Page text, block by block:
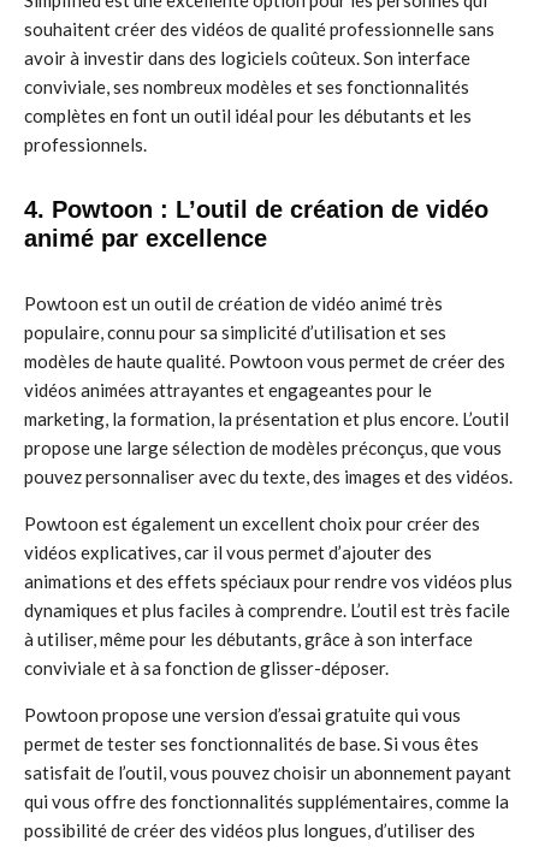
souhaitent créer des vidéos de qualité professionnelle sans
avoir à investir dans des logiciels coûteux. Son interface
conviviale, ses nombreux modèles et ses fonctionnalités
complètes en font un outil idéal pour les débutants et les
professionnels.
4. Powtoon : L’outil de création de vidéo
animé par excellence
Powtoon est un outil de création de vidéo animé très
populaire, connu pour sa simplicité d’utilisation et ses
modèles de haute qualité. Powtoon vous permet de créer des
vidéos animées attrayantes et engageantes pour le
marketing, la formation, la présentation et plus encore. L’outil
propose une large sélection de modèles préconçus, que vous
pouvez personnaliser avec du texte, des images et des vidéos.
Powtoon est également un excellent choix pour créer des
vidéos explicatives, car il vous permet d’ajouter des
animations et des effets spéciaux pour rendre vos vidéos plus
dynamiques et plus faciles à comprendre. L’outil est très facile
à utiliser, même pour les débutants, grâce à son interface
conviviale et à sa fonction de glisser-déposer.
Powtoon propose une version d’essai gratuite qui vous
permet de tester ses fonctionnalités de base. Si vous êtes
satisfait de l’outil, vous pouvez choisir un abonnement payant
qui vous offre des fonctionnalités supplémentaires, comme la
possibilité de créer des vidéos plus longues, d’utiliser des